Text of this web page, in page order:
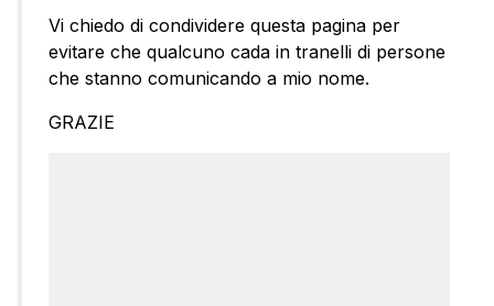
Vi chiedo di condividere questa pagina per
evitare che qualcuno cada in tranelli di persone
che stanno comunicando a mio nome.
GRAZIE